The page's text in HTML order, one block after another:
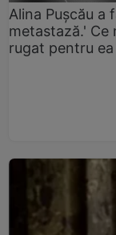
Alina Pușcău a
metastază.' Ce
rugat pentru ea